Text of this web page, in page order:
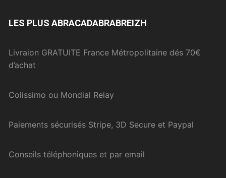
LES PLUS ABRACADABRABREIZH
Livraion GRATUITE France Métropolitaine dés 70€
d’achat
Colissimo ou Mondial Relay
Paiements sécurisés Stripe, 3D Secure et Paypal
Conseils téléphoniques et par email